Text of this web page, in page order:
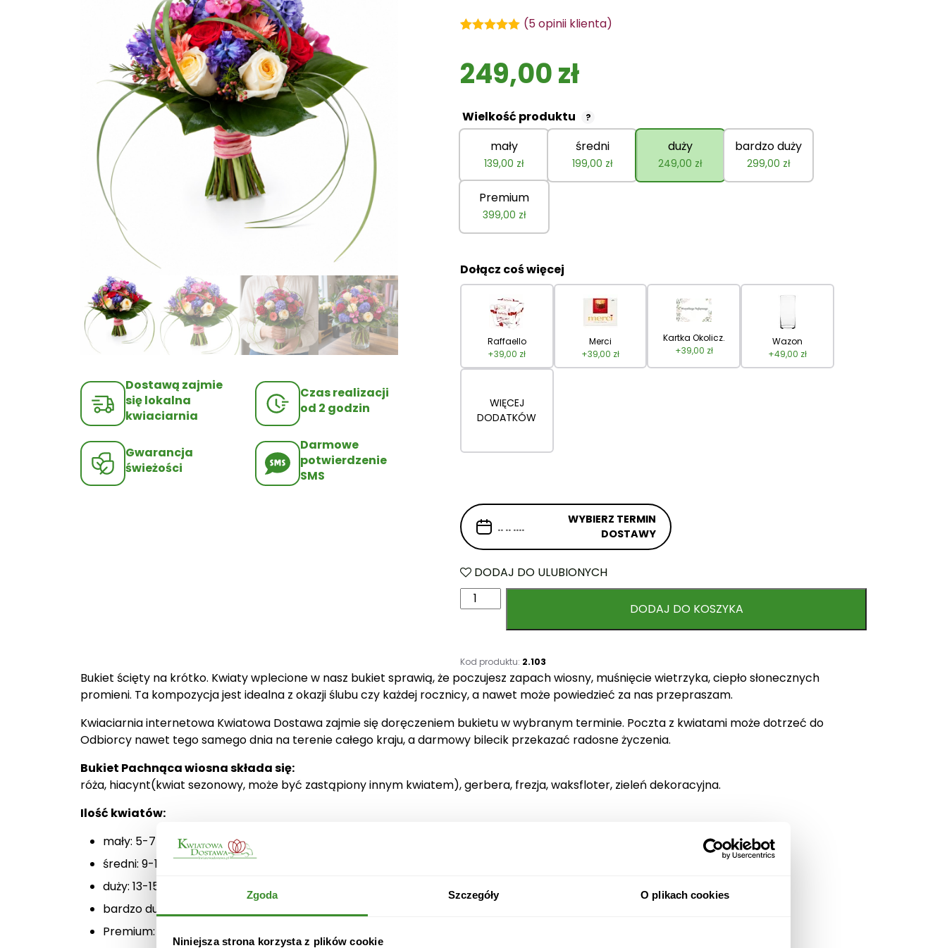
Zgoda Szczegóły O plikach cookies
Niniejsza strona korzysta z plików cookie
Dostawą zajmie
się lokalna
kwiaciarnia
Czas realizacji
od 2 godzin
Gwarancja
świeżości
Darmowe
potwierdzenie
SMS
podstawie
ocen
klientów
(5opinii klienta)
249,00zł
Wielkość produktu ?
139,00 zł
mały
199,00 zł
średni
249,00 zł
duży
299,00 zł
bardzo duży
399,00 zł
Premium
Dołącz coś więcej
Raffaello
+39,00 zł
Merci
+39,00 zł
Kartka Okolicz.
+39,00 zł
Wazon
+49,00 zł
WIĘCEJ
DODATKÓW
WYBIERZ TERMIN
DOSTAWY
DODAJ DO ULUBIONYCH
l
ć
B
u
i
e
P
a
DODAJ DO KOSZYKA
Kod produktu: 2.103
Bukiet ścięty na krótko. Kwiaty wplecione w nasz bukiet sprawią, że poczujesz zapach wiosny, muśnięcie wietrzyka, ciepło słonecznych
promieni. Ta kompozycja jest idealna z okazji ślubu czy każdej rocznicy, a nawet może powiedzieć za nas przepraszam.
Kwiaciarnia internetowa Kwiatowa Dostawa zajmie się doręczeniem bukietu w wybranym terminie. Poczta z kwiatami może dotrzeć do
Odbiorcy nawet tego samego dnia na terenie całego kraju, a darmowy bilecik przekazać radosne życzenia.
Bukiet Pachnąca wiosna składa się:
róża, hiacynt(kwiat sezonowy, może być zastąpiony innym kwiatem), gerbera, frezja, waksfloter, zieleń dekoracyjna.
Ilość kwiatów:
mały: 5-7 + przybranie,
średni: 9-11 + przybranie,
duży: 13-15 + przybranie,
bardzo duży: 17-19 + przybranie
Premium: 25-30 + przybranie.